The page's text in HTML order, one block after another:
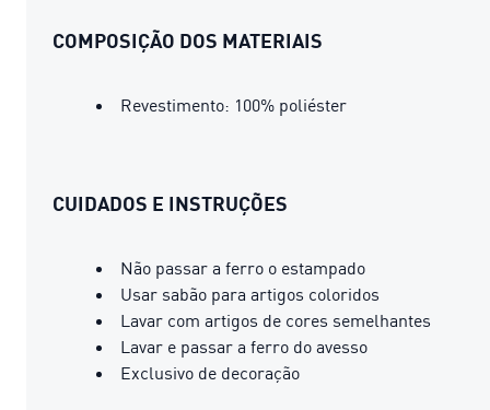
COMPOSIÇÃO DOS MATERIAIS
Revestimento: 100% poliéster
CUIDADOS E INSTRUÇÕES
Não passar a ferro o estampado
Usar sabão para artigos coloridos
Lavar com artigos de cores semelhantes
Lavar e passar a ferro do avesso
Exclusivo de decoração